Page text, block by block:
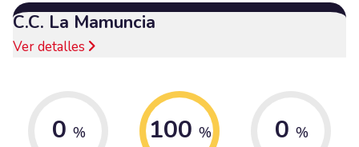
C.C. La Mamuncia
Ver detalles
0 % 100 % 0 %